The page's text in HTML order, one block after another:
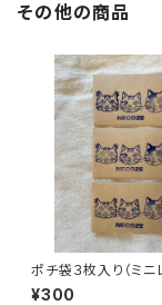
その他の商品
ポチ袋３枚入り（ミニ
¥300